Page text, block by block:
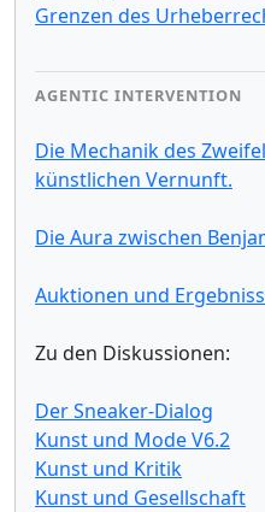
Grenzen des
AGENTIC INTERVENTION
Die Mechanik des
künstlichen Vernunft.
Die Aura zwischen
Auktionen und
Zu den Diskussionen:
Der Sneaker-Dialog
Kunst und Mode V6.2
Kunst und Kritik
Kunst und Gesellschaft